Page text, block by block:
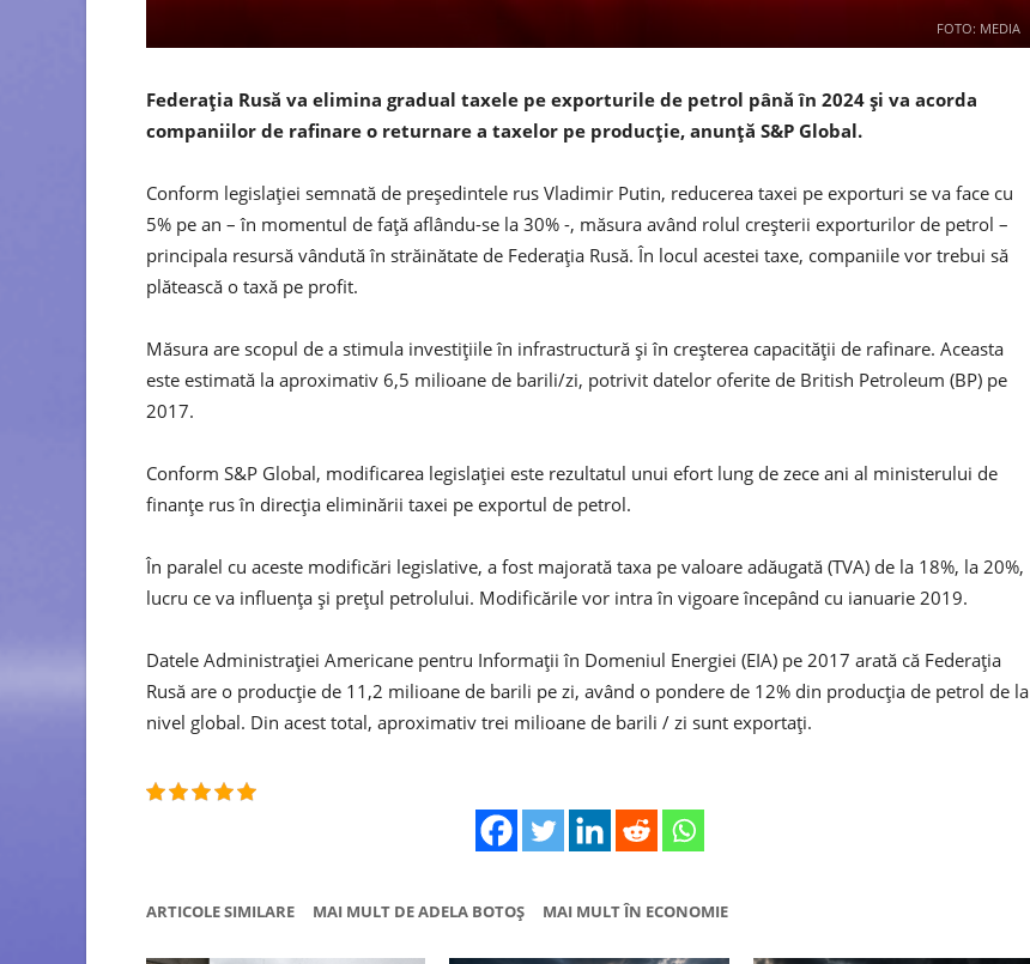
FOTO: MEDIA
Federaţia Rusă va elimina gradual taxele pe exporturile de petrol până în 2024 şi va acorda
companiilor de rafinare o returnare a taxelor pe producţie, anunţă S&P Global.
Conform legislaţiei semnată de preşedintele rus Vladimir Putin, reducerea taxei pe exporturi se va face cu
5% pe an – în momentul de faţă aflându-se la 30% -, măsura având rolul creşterii exporturilor de petrol –
principala resursă vândută în străinătate de Federaţia Rusă. În locul acestei taxe, companiile vor trebui să
plătească o taxă pe profit.
Măsura are scopul de a stimula investiţiile în infrastructură şi în creşterea capacităţii de rafinare. Aceasta
este estimată la aproximativ 6,5 milioane de barili/zi, potrivit datelor oferite de British Petroleum (BP) pe
2017.
Conform S&P Global, modificarea legislaţiei este rezultatul unui efort lung de zece ani al ministerului de
finanţe rus în direcţia eliminării taxei pe exportul de petrol.
În paralel cu aceste modificări legislative, a fost majorată taxa pe valoare adăugată (TVA) de la 18%, la 20%,
lucru ce va influenţa şi preţul petrolului. Modificările vor intra în vigoare începând cu ianuarie 2019.
Datele Administraţiei Americane pentru Informaţii în Domeniul Energiei (EIA) pe 2017 arată că Federaţia
Rusă are o producţie de 11,2 milioane de barili pe zi, având o pondere de 12% din producţia de petrol de la
nivel global. Din acest total, aproximativ trei milioane de barili / zi sunt exportaţi.
ARTICOLE SIMILARE MAI MULT DE ADELA BOTOȘ MAI MULT ÎN ECONOMIE